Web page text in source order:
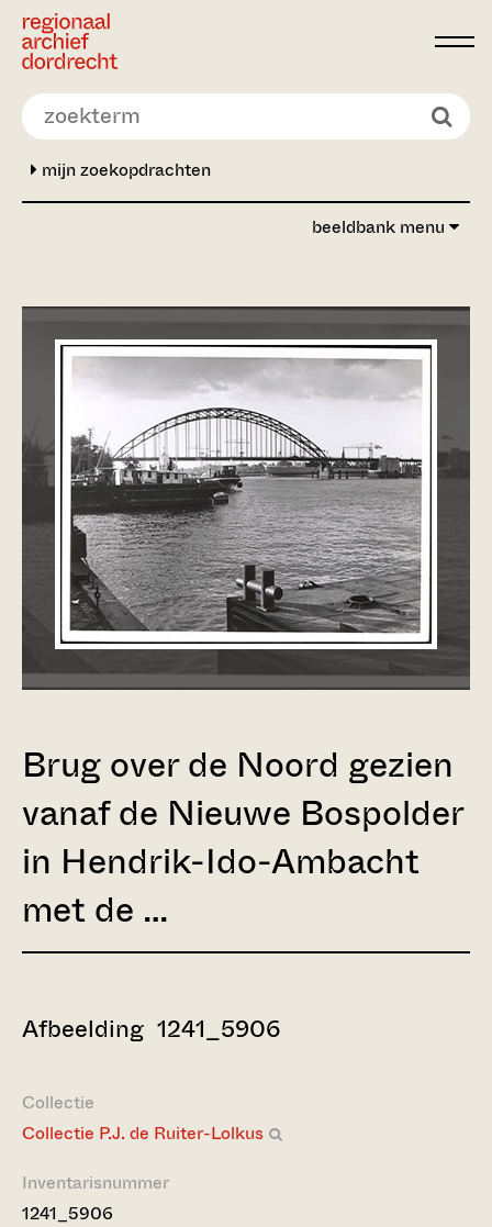
Ga direct naar de inhoud
mijn zoekopdrachten
beeldbank menu
Brug over de Noord gezien
vanaf de Nieuwe Bospolder
in Hendrik-Ido-Ambacht
met de …
Afbeelding 1241_5906
Collectie
Collectie P.J. de Ruiter-Lolkus
Inventarisnummer
1241_5906